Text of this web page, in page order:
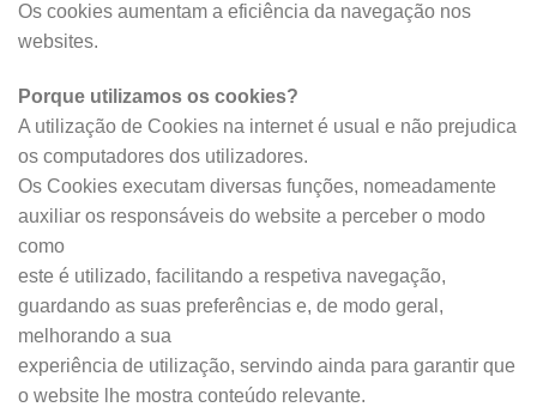
Os cookies aumentam a eficiência da navegação nos
websites.
Porque utilizamos os cookies?
A utilização de Cookies na internet é usual e não prejudica
os computadores dos utilizadores.
Os Cookies executam diversas funções, nomeadamente
auxiliar os responsáveis do website a perceber o modo
como
este é utilizado, facilitando a respetiva navegação,
guardando as suas preferências e, de modo geral,
melhorando a sua
experiência de utilização, servindo ainda para garantir que
o website lhe mostra conteúdo relevante.